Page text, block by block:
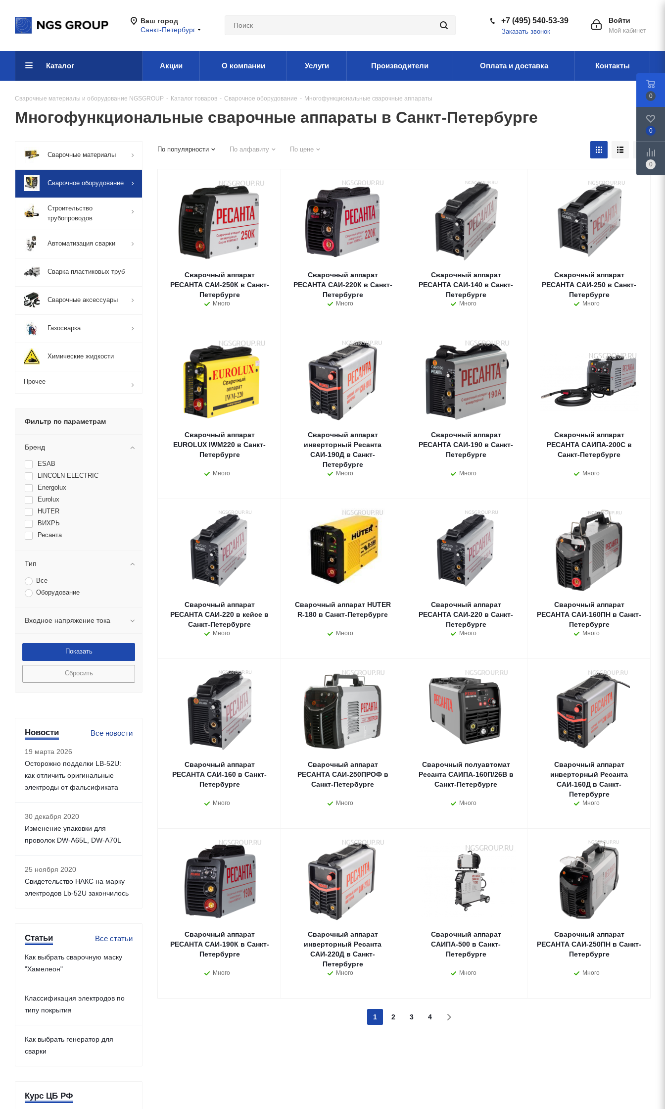
Ваш город
Санкт-Петербург
Войти
Мой кабинет
+7 (495) 540-53-39
Заказать звонок
Каталог Акции О компании Услуги Производители Оплата и доставка Контакты
Сварочные материалы и оборудование NGSGROUP - Каталог товаров - Сварочное оборудование - Многофункциональные сварочные аппараты
Многофункциональные сварочные аппараты в Санкт-Петербурге
По популярности По алфавиту По цене
Сварочный аппарат
РЕСАНТА САИ-250К в Санкт-
Петербурге
Много
Сварочный аппарат
РЕСАНТА САИ-220К в Санкт-
Петербурге
Много
Сварочный аппарат
РЕСАНТА САИ-140 в Санкт-
Петербурге
Много
Сварочный аппарат
РЕСАНТА САИ-250 в Санкт-
Петербурге
Много
Сварочный аппарат
EUROLUX IWM220 в Санкт-
Петербурге
Много
Сварочный аппарат
инверторный Ресанта
САИ-190Д в Санкт-
Петербурге
Много
Сварочный аппарат
РЕСАНТА САИ-190 в Санкт-
Петербурге
Много
Сварочный аппарат
РЕСАНТА САИПА-200C в
Санкт-Петербурге
Много
Сварочный аппарат
РЕСАНТА САИ-220 в кейсе в
Санкт-Петербурге
Много
Сварочный аппарат HUTER
R-180 в Санкт-Петербурге
Много
Сварочный аппарат
РЕСАНТА САИ-220 в Санкт-
Петербурге
Много
Сварочный аппарат
РЕСАНТА САИ-160ПН в Санкт-
Петербурге
Много
Сварочный аппарат
РЕСАНТА САИ-160 в Санкт-
Петербурге
Много
Сварочный аппарат
РЕСАНТА САИ-250ПРОФ в
Санкт-Петербурге
Много
Сварочный полуавтомат
Ресанта САИПА-160П/26В в
Санкт-Петербурге
Много
Сварочный аппарат
инверторный Ресанта
САИ-160Д в Санкт-
Петербурге
Много
Сварочный аппарат
РЕСАНТА САИ-190К в Санкт-
Петербурге
Много
Сварочный аппарат
инверторный Ресанта
САИ-220Д в Санкт-
Петербурге
Много
Сварочный аппарат
САИПА-500 в Санкт-
Петербурге
Много
Сварочный аппарат
РЕСАНТА САИ-250ПН в Санкт-
Петербурге
Много
1 2 3 4
Сварочные материалы
Сварочное оборудование
Строительство
трубопроводов
Автоматизация сварки
Сварка пластиковых труб
Сварочные аксессуары
Газосварка
Химические жидкости
Прочее
Фильтр по параметрам
Бренд
ESAB
LINCOLN ELECTRIC
Energolux
Eurolux
HUTER
ВИХРЬ
Ресанта
Тип
Все
Оборудование
Входное напряжение тока
Сбросить
Новости Все новости
19 марта 2026
Осторожно подделки LB-52U:
как отличить оригинальные
электроды от фальсификата
30 декабря 2020
Изменение упаковки для
проволок DW-A65L, DW-A70L
25 ноября 2020
Свидетельство НАКС на марку
электродов Lb-52U закончилось
Статьи Все статьи
Как выбрать сварочную маску
"Хамелеон"
Классификация электродов по
типу покрытия
Как выбрать генератор для
сварки
Курс ЦБ РФ
0
0
0